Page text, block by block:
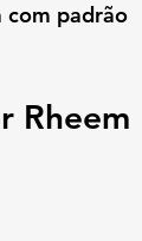
com padrão
Rheem